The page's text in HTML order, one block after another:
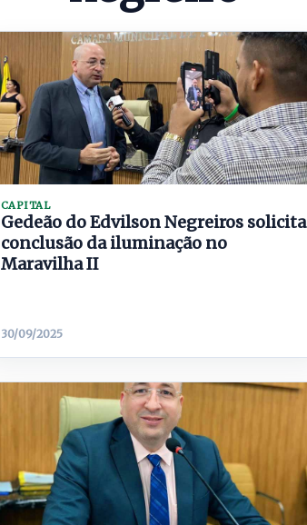
CAPITAL
Gedeão do Edvilson Negreiros solicita
conclusão da iluminação no
Maravilha II
30/09/2025